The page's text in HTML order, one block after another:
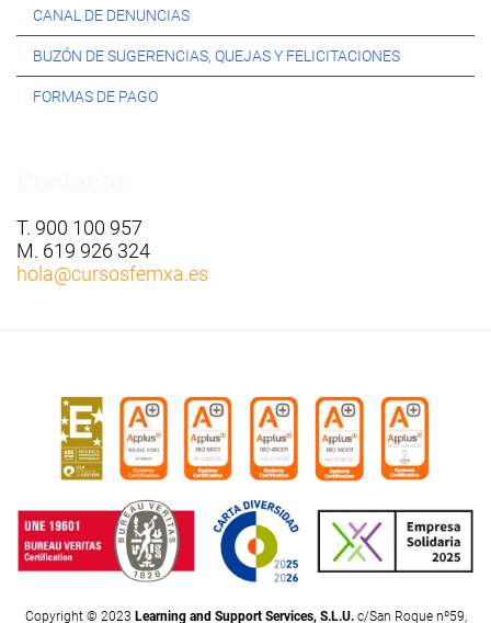
CANAL DE DENUNCIAS
BUZÓN DE SUGERENCIAS, QUEJAS Y FELICITACIONES
FORMAS DE PAGO
T. 900 100 957
M. 619 926 324
hola@cursosfemxa.es
Copyright © 2023 Learning and Support Services, S.L.U.c/San Roque nº59,